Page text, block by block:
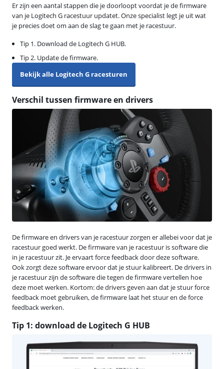
Er zijn een aantal stappen die je doorloopt voordat je de firmware
van je Logitech G racestuur updatet. Onze specialist legt je uit wat
je precies doet om aan de slag te gaan met je racestuur.
Tip 1. Download de Logitech G HUB.
Tip 2. Update de firmware.
Bekijk alle Logitech G racesturen
Verschil tussen firmware en drivers
De firmware en drivers van je racestuur zorgen er allebei voor dat je
racestuur goed werkt. De firmware van je racestuur is software die
in je racestuur zit. Je ervaart force feedback door deze software.
Ook zorgt deze software ervoor dat je stuur kalibreert. De drivers in
je racestuur zijn de software die tegen de firmware vertellen hoe
deze moet werken. Kortom: de drivers geven aan dat je stuur force
feedback moet gebruiken, de firmware laat het stuur en de force
feedback werken.
Tip 1: download de Logitech G HUB